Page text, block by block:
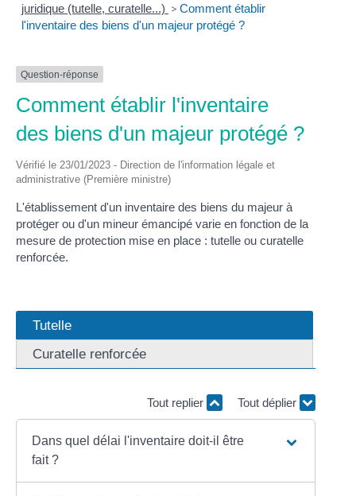
juridique (tutelle, curatelle...) > Comment établir
l'inventaire des biens d'un majeur protégé ?
Question-réponse
Comment établir l'inventaire
des biens d'un majeur protégé ?
Vérifié le 23/01/2023 - Direction de l'information légale et
administrative (Première ministre)
L'établissement d'un inventaire des biens du majeur à
protéger ou d'un mineur émancipé varie en fonction de la
mesure de protection mise en place : tutelle ou curatelle
renforcée.
Tutelle
Curatelle renforcée
Tout replier Tout déplier
Dans quel délai l'inventaire doit-il être
fait ?